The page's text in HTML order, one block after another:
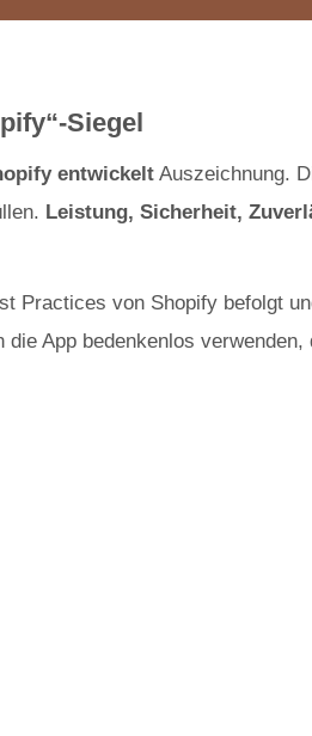
Siegel
entwickelt Auszeichnung.
Leistung, Sicherheit,
Practices von Shopify befolgt
App bedenkenlos